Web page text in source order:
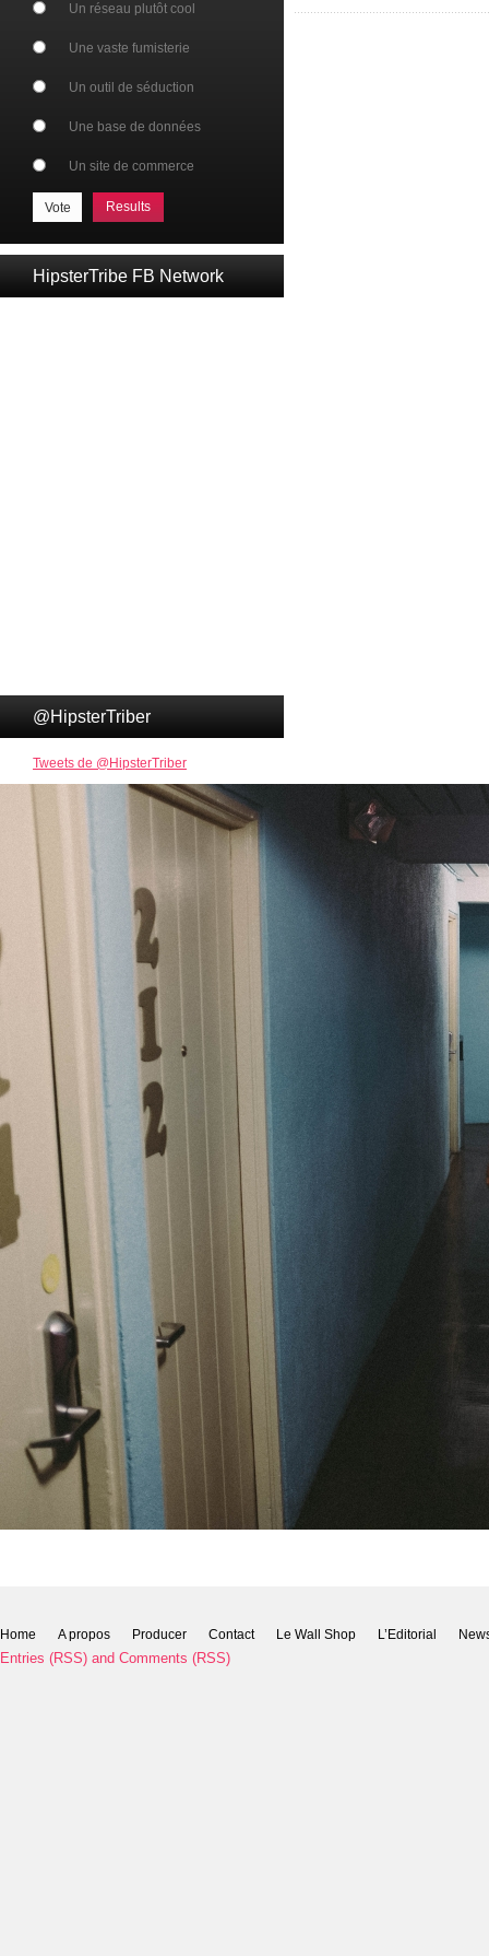
Un réseau plutôt cool
Une vaste fumisterie
Un outil de séduction
Une base de données
Un site de commerce
Results
HipsterTribe FB Network
@HipsterTriber
Tweets de @HipsterTriber
Home A propos Producer Contact Le Wall Shop L’Editorial
Entries (RSS) and Comments (RSS)